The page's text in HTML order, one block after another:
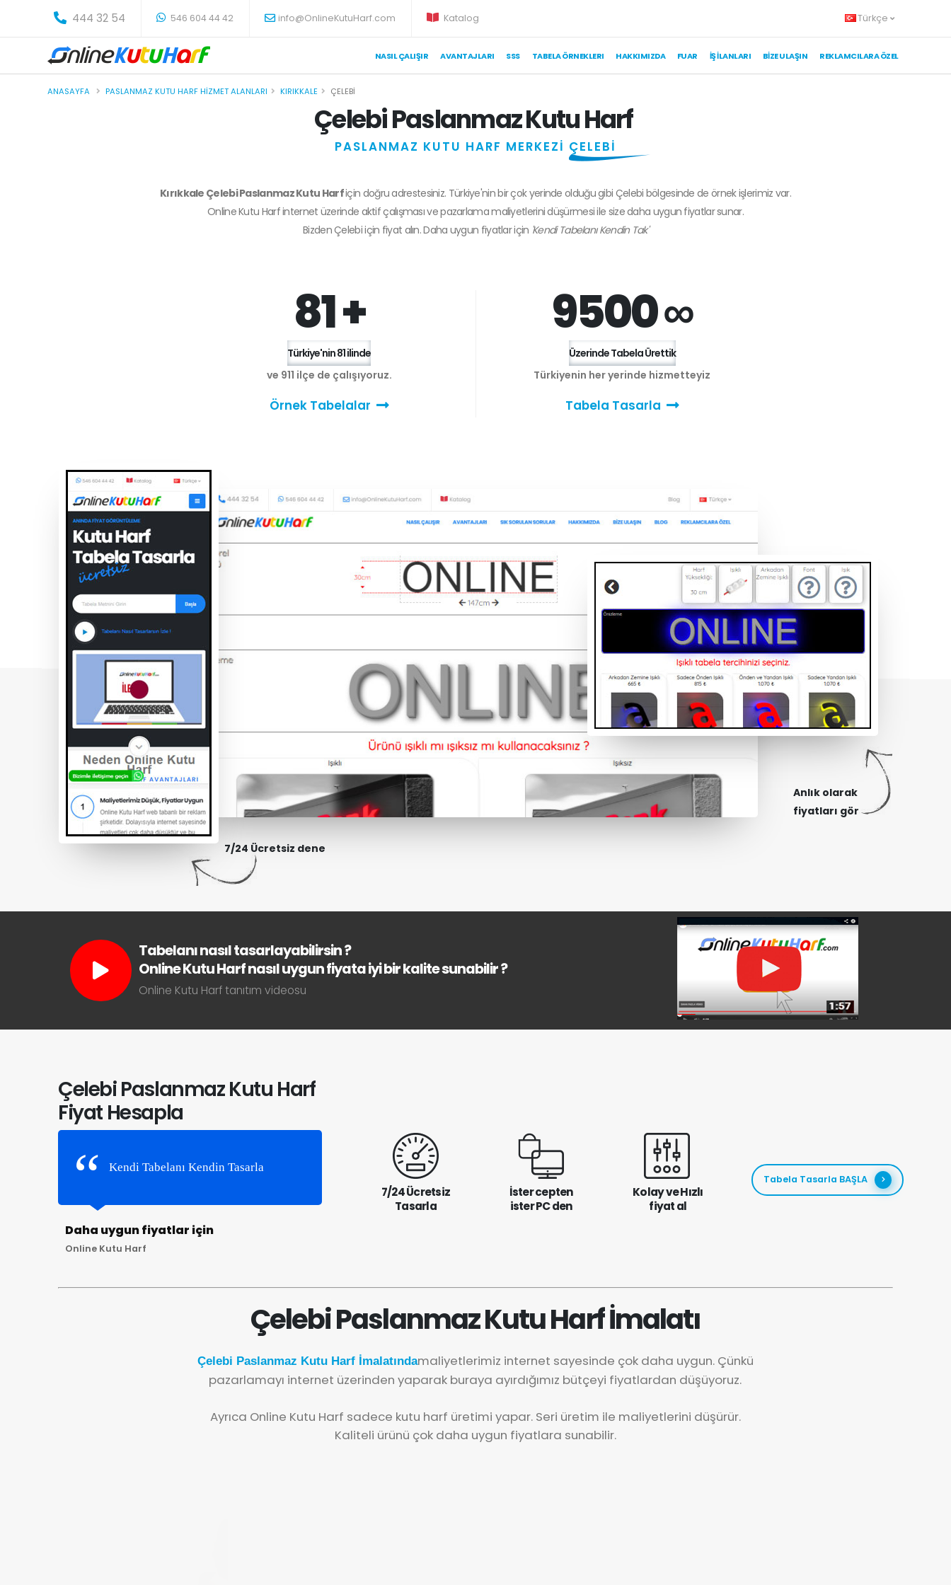
444 32 54 546 604 44 42 info@OnlineKutuHarf.com Katalog Türkçe
NASIL ÇALIŞIR AVANTAJLARI SSS TABELA ÖRNEKLERI HAKKIMIZDA FUAR İŞ İLANLARI BIZE ULAŞIN REKLAMCILARA ÖZEL
ANASAYFA PASLANMAZ KUTU HARF HIZMET ALANLARI KIRIKKALE ÇELEBI
Çelebi Paslanmaz Kutu Harf
PASLANMAZ KUTU HARF MERKEZİ ÇELEBİ
Kırıkkale Çelebi Paslanmaz Kutu Harfiçin doğru adrestesiniz. Türkiye'nin bir çok yerinde olduğu gibi Çelebi bölgesinde de örnek işlerimiz var.
Online Kutu Harf internet üzerinde aktif çalışması ve pazarlama maliyetlerini düşürmesi ile size daha uygun fiyatlar sunar.
BizdenÇelebiiçin fiyat alın. Daha uygun fiyatlar için 'Kendi Tabelanı Kendin Tak'
81 +
Türkiye'nin 81 ilinde
ve 911 ilçe de çalışıyoruz.
Örnek Tabelalar
9500 ∞
Üzerinde Tabela Ürettik
Türkiyenin her yerinde hizmetteyiz
Tabela Tasarla
7/24 Ücretsiz dene
Anlık olarak
fiyatları gör
Tabelanı nasıl tasarlayabilirsin ?
Online Kutu Harf nasıl uygun fiyata iyi bir kalite sunabilir ?
Online Kutu Harf tanıtım videosu
Çelebi Paslanmaz Kutu Harf
Fiyat Hesapla
Kendi Tabelanı Kendin Tasarla
Daha uygun fiyatlar için
Online Kutu Harf
7/24 Ücretsiz
Tasarla
İster cepten
ister PC den
Kolay ve Hızlı
fiyat al
Tabela Tasarla BAŞLA
Çelebi Paslanmaz Kutu Harf İmalatı
Çelebi Paslanmaz Kutu Harf İmalatındamaliyetlerimiz internet sayesinde çok daha uygun. Çünkü
pazarlamayı internet üzerinden yaparak buraya ayırdığımız bütçeyi fiyatlardan düşüyoruz.
Ayrıca Online Kutu Harf sadece kutu harf üretimi yapar. Seri üretim ile maliyetlerini düşürür.
Kaliteli ürünü çok daha uygun fiyatlara sunabilir.